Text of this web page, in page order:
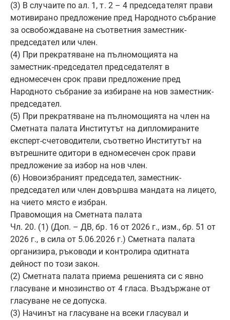
(3) В случаите по ал. 1, т. 2 – 4 председателят прави
мотивирано предложение пред Народното събрание
за освобождаване на съответния заместник-
председател или член.
(4) При прекратяване на пълномощията на
заместник-председател председателят в
едномесечен срок прави предложение пред
Народното събрание за избиране на нов заместник-
председател.
(5) При прекратяване на пълномощията на член на
Сметната палата Институтът на дипломираните
експерт-счетоводители, съответно Институтът на
вътрешните одитори в едномесечен срок прави
предложение за избор на нов член.
(6) Новоизбраният председател, заместник-
председател или член довършва мандата на лицето,
на чието място е избран.
Правомощия на Сметната палата
Чл. 20. (1) (Доп. – ДВ, бр. 16 от 2026 г., изм., бр. 51 от
2026 г., в сила от 5.06.2026 г.) Сметната палата
организира, ръководи и контролира одитната
дейност по този закон.
(2) Сметната палата приема решенията си с явно
гласуване и мнозинство от 4 гласа. Въздържане от
гласуване не се допуска.
(3) Начинът на гласуване на всеки гласувал и